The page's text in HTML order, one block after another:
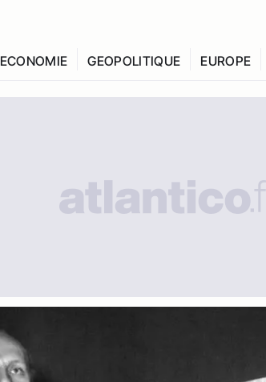
ECONOMIE GEOPOLITIQUE EUROPE